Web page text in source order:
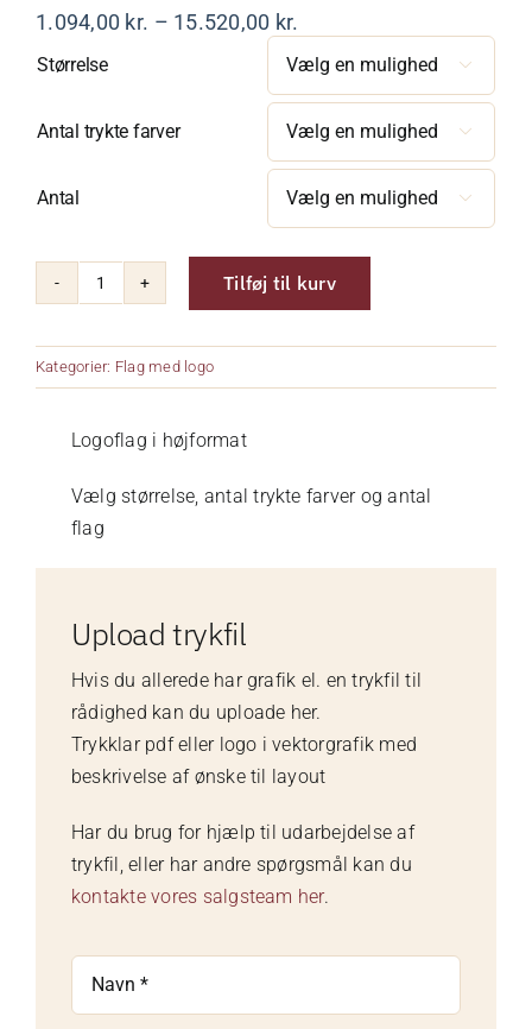
Om os
Kurv
Kontakt
1.094,00 kr. – 15.520,00 kr.
1.094,00 kr.
til
15.520,00 kr.
Størrelse 
Antal trykte farver 
Antal 
Logoflag
antal
Tilføj til kurv
Kategorier: Flag med logo
Logoflag i højformat
Vælg størrelse, antal trykte farver og antal
flag
Upload trykfil
Hvis du allerede har grafik el. en trykfil til
rådighed kan du uploade her.
Trykklar pdf eller logo i vektorgrafik med
beskrivelse af ønske til layout
Har du brug for hjælp til udarbejdelse af
trykfil, eller har andre spørgsmål kan du
kontakte vores salgsteam her.